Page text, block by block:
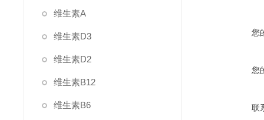
维生素A
维生素D3
维生素D2
维生素B12
维生素B6
您
您
联